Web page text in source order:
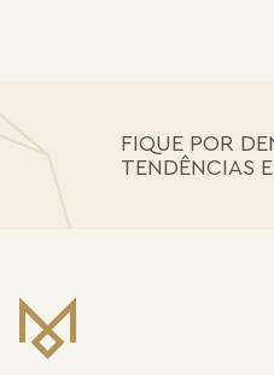
FIQUE POR
TENDÊNCIAS